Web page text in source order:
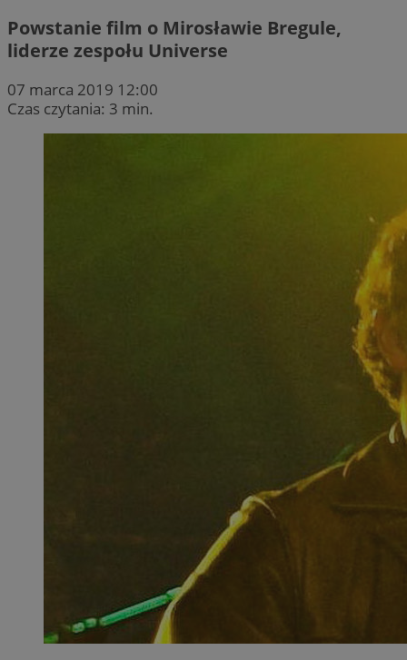
Powstanie film o Mirosławie Bregule,
liderze zespołu Universe
07 marca 2019 12:00
Czas czytania: 3 min.